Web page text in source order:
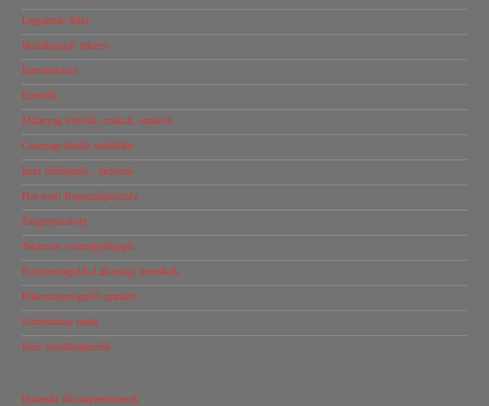
Légpárnás fólia
Hullámpapír tekercs
Kartondoboz
Élvédők
Műanyag tömlők, zsákok, tasakok
Csomagolóháló védőháló
Ipari tűzőgépek , tackerek
Hot-melt Ragasztópisztoly
Zsugorpisztoly
Tekercses csomagolópapír
Ételcsomagolás-Lakossági termékek
Rakományrögzítő spanifer
Simítózáras tasak
Kézi vonalhegesztők
Használt állványrendszerek